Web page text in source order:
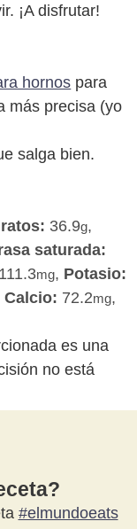
¡A disfrutar!
hornos para
más precisa (yo
salga bien.
36.9g,
saturada:
111.3mg, Potasio:
Calcio: 72.2mg,
no está
#elmundoeats